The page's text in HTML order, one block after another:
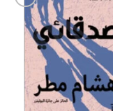
إضافة
إلى
قائمة